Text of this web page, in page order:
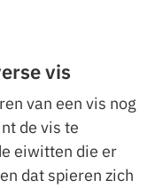
vis
van een vis nog
de vis te
eiwitten die er
dat spieren zich